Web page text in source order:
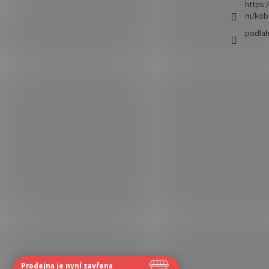
m/
Prodejna je nyní zavřena